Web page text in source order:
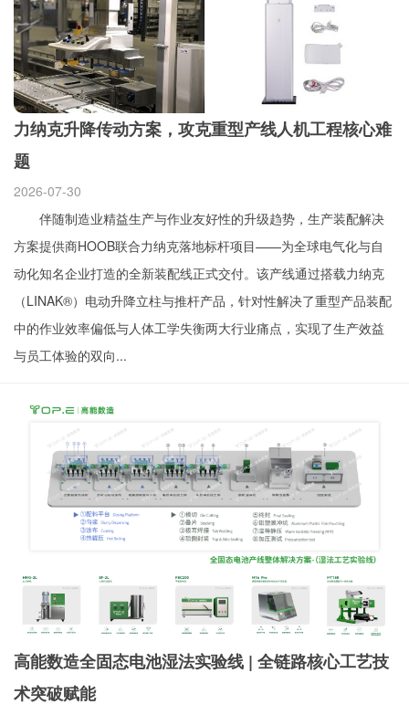
力纳克升降传动方案，攻克重型产线人机工程核心难
题
2026-07-30
伴随制造业精益生产与作业友好性的升级趋势，生产装配解决
方案提供商HOOB联合力纳克落地标杆项目——为全球电气化与自
动化知名企业打造的全新装配线正式交付。该产线通过搭载力纳克
（LINAK®）电动升降立柱与推杆产品，针对性解决了重型产品装配
中的作业效率偏低与人体工学失衡两大行业痛点，实现了生产效益
与员工体验的双向...
高能数造全固态电池湿法实验线 | 全链路核心工艺技
术突破赋能